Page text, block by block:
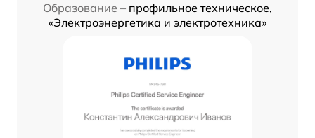
Образование – профильное техническое,
«Электроэнергетика и электротехника»